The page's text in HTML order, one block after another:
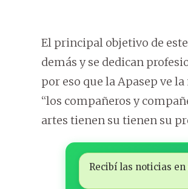
El principal objetivo de
demás y se dedican
por eso que la Apasep ve
“los compañeros y
artes tienen su tienen su
Recibí las noticias